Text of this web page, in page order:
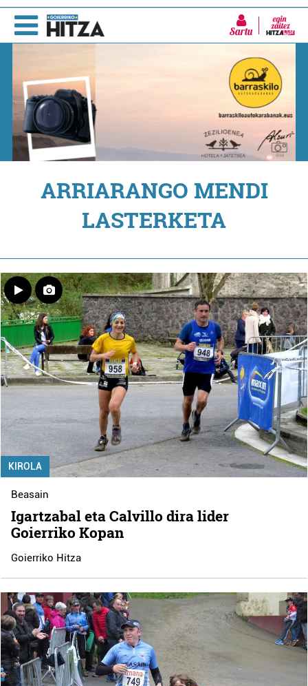
Sartu
ARRIARANGO MENDI
LASTERKETA
KIROLA
Beasain
Igartzabal eta Calvillo dira lider
Goierriko Kopan
Goierriko Hitza